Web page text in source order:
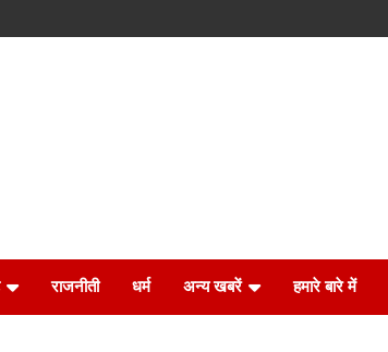
राजनीती धर्म अन्य खबरें हमारे बारे में